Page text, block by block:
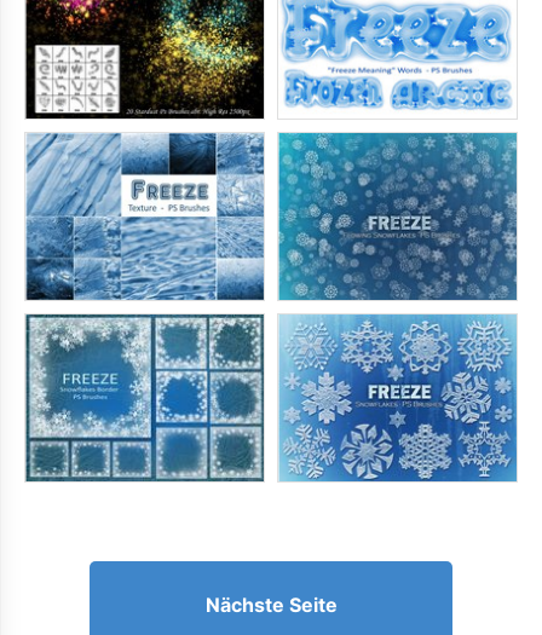
Nächste Seite